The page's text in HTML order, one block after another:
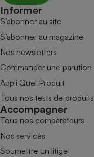
Informer
S’abonner au site
S’abonner au magazine
Nos newsletters
Commander une parution
Appli Quel Produit
Tous nos tests de produits
Accompagner
Tous nos comparateurs
Nos services
Soumettre un litige